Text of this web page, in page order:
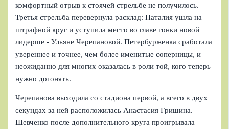
комфортный отрыв к стоячей стрельбе не получилось.
Третья стрельба перевернула расклад: Наталия ушла на
штрафной круг и уступила место во главе гонки новой
лидерше - Ульяне Черепановой. Петербурженка сработала
увереннее и точнее, чем более именитые соперницы, и
неожиданно для многих оказалась в роли той, кого теперь
нужно догонять.
Черепанова выходила со стадиона первой, а всего в двух
секундах за ней расположилась Анастасия Гришина.
Шевченко после дополнительного круга проигрывала